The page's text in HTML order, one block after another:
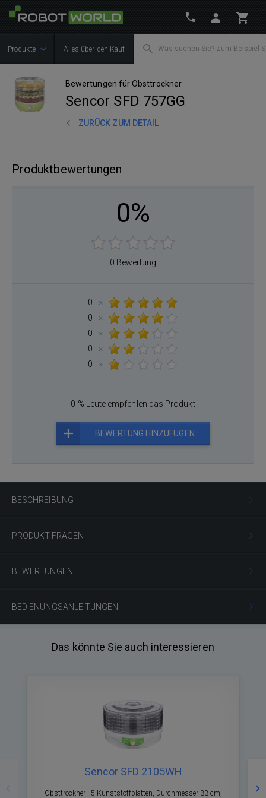
Produkte Alles über den Kauf
Bewertungen für Obsttrockner
Sencor SFD 757GG
ZURÜCK ZUM DETAIL
BESCHREIBUNG
PRODUKT-FRAGEN
BEWERTUNGEN
BEDIENUNGSANLEITUNGEN
Produktbewertungen
0%
0 Bewertung
0
×
0
×
0
×
0
×
0
×
0 % Leute empfehlen das Produkt
BEWERTUNG HINZUFÜGEN
Das könnte Sie auch interessieren
Sencor SFD 2105WH
Obsttrockner - 5 Kunststoffplatten, Durchmesser 33 cm,